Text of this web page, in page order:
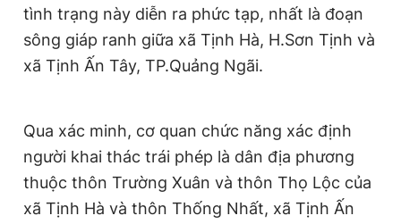
tình trạng này diễn ra phức tạp, nhất là đoạn
sông giáp ranh giữa xã Tịnh Hà, H.Sơn Tịnh và
xã Tịnh Ấn Tây, TP.Quảng Ngãi.
Qua xác minh, cơ quan chức năng xác định
người khai thác trái phép là dân địa phương
thuộc thôn Trường Xuân và thôn Thọ Lộc của
xã Tịnh Hà và thôn Thống Nhất, xã Tịnh Ấn